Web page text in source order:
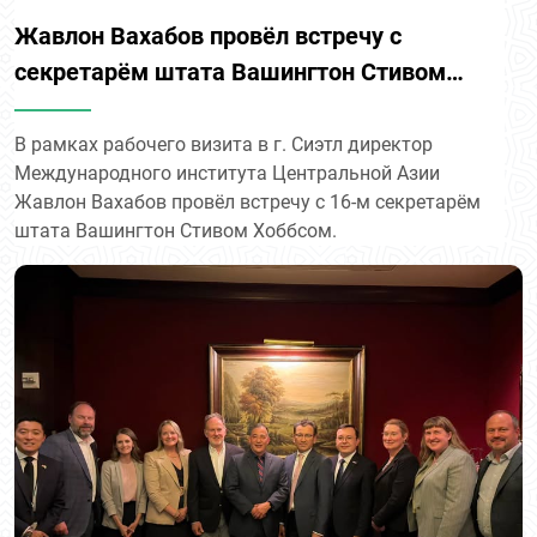
Жавлон Вахабов провёл встречу с
секретарём штата Вашингтон Стивом
Хоббсом
В рамках рабочего визита в г. Сиэтл директор
Международного института Центральной Азии
Жавлон Вахабов провёл встречу с 16-м секретарём
штата Вашингтон Стивом Хоббсом.